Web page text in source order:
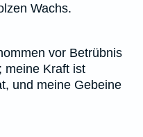
Wachs.
vor Betrübnis
meine Kraft ist
und meine Gebeine